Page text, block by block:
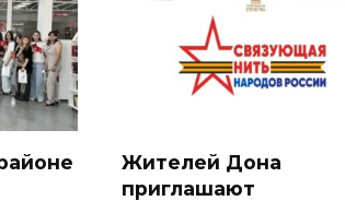
Жителей Дона
приглашают